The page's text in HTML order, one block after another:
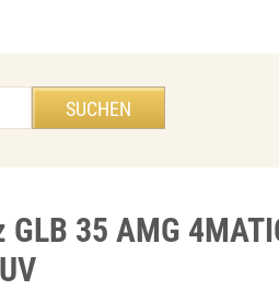
35 AMG